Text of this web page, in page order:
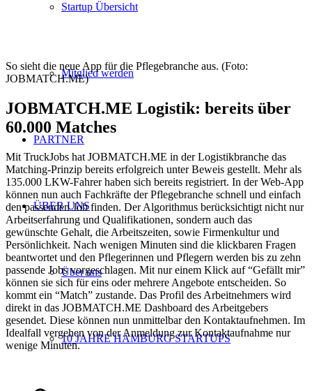
Startup Übersicht
Mitglied werden
PARTNER
ÜBER UNS
Über uns
10 JAHRE HAMBURG STARTUPS
So sieht die neue App für die Pflegebranche aus. (Foto:
JOBMATCH.ME)
JOBMATCH.ME Logistik: bereits über
60.000 Matches
Mit TruckJobs hat JOBMATCH.ME in der Logistikbranche das
Matching-Prinzip bereits erfolgreich unter Beweis gestellt. Mehr als
135.000 LKW-Fahrer haben sich bereits registriert. In der Web-App
können nun auch Fachkräfte der Pflegebranche schnell und einfach
den passenden Job finden. Der Algorithmus berücksichtigt nicht nur
Arbeitserfahrung und Qualifikationen, sondern auch das
gewünschte Gehalt, die Arbeitszeiten, sowie Firmenkultur und
Persönlichkeit. Nach wenigen Minuten sind die klickbaren Fragen
beantwortet und den Pflegerinnen und Pflegern werden bis zu zehn
passende Jobs vorgeschlagen. Mit nur einem Klick auf “Gefällt mir”
können sie sich für eins oder mehrere Angebote entscheiden. So
kommt ein “Match” zustande. Das Profil des Arbeitnehmers wird
direkt in das JOBMATCH.ME Dashboard des Arbeitgebers
gesendet. Diese können nun unmittelbar den Kontaktaufnehmen. Im
Idealfall vergehen von der Anmeldung zur Kontaktaufnahme nur
wenige Minuten.